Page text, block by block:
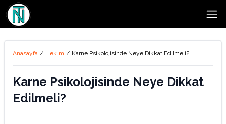
Anasayfa / Hekim / Karne Psikolojisinde Neye Dikkat Edilmeli?
Karne Psikolojisinde Neye Dikkat
Edilmeli?